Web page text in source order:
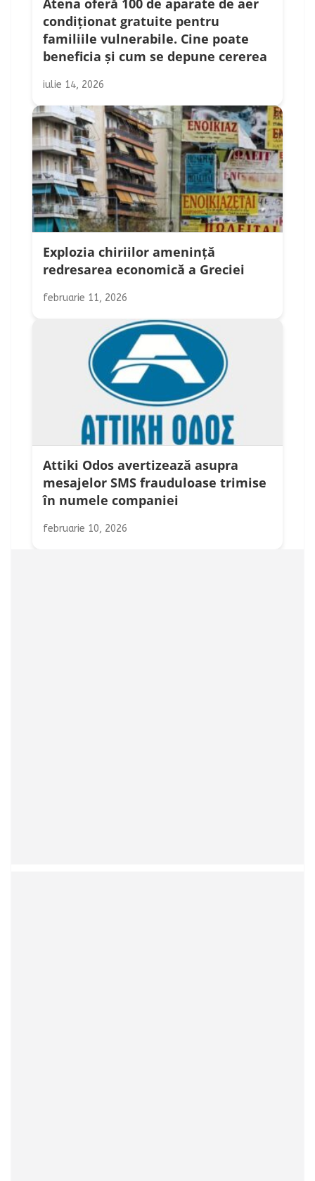
Atena oferă 100 de aparate de aer
condiționat gratuite pentru
familiile vulnerabile. Cine poate
beneficia și cum se depune cererea
iulie 14, 2026
Explozia chiriilor amenință
redresarea economică a Greciei
februarie 11, 2026
Attiki Odos avertizează asupra
mesajelor SMS frauduloase trimise
în numele companiei
februarie 10, 2026